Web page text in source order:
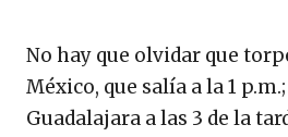
No hay que olvidar que
México, que salía a la 1
Guadalajara a las 3 de la